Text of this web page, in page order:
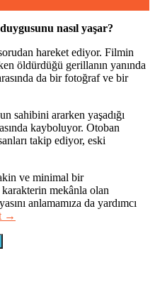
nasıl yaşar?
hareket ediyor. Filmin
öldürdüğü gerillanın yanında
da bir fotoğraf ve bir
sahibini ararken yaşadığı
kayboluyor. Otoban
takip ediyor, eski
ve minimal bir
mekânla olan
anlamamıza da yardımcı
→